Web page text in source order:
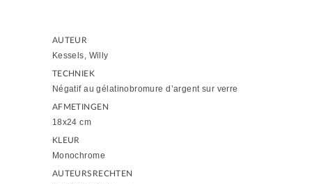
AUTEUR
Kessels, Willy
TECHNIEK
Négatif au gélatinobromure d’argent sur verre
AFMETINGEN
18x24 cm
KLEUR
Monochrome
AUTEURSRECHTEN